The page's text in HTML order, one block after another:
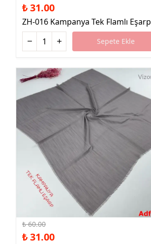
₺ 31.00
ZH-016 Kampanya Tek Flamlı Eşarp
Sepete Ekle
₺ 60.00
₺ 31.00